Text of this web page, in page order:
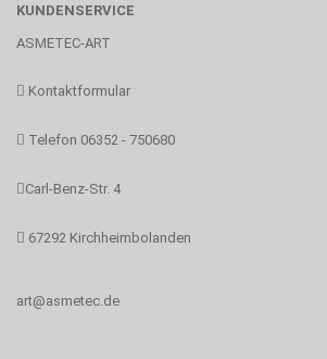
KUNDENSERVICE
ASMETEC-ART
Kontaktformular
Telefon 06352 - 750680
Carl-Benz-Str. 4
67292 Kirchheimbolanden
art@asmetec.de